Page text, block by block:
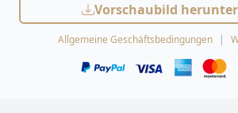
Vorschaubild
Allgemeine Geschäftsbedingungen